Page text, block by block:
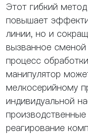
Этот гибкий
повышает
линии, но и
вызванное
процесс
манипулятор
мелкосерийному
индивидуальной
реагирование